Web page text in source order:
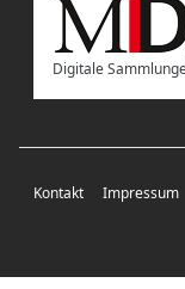
Digitale
Kontakt Impressum